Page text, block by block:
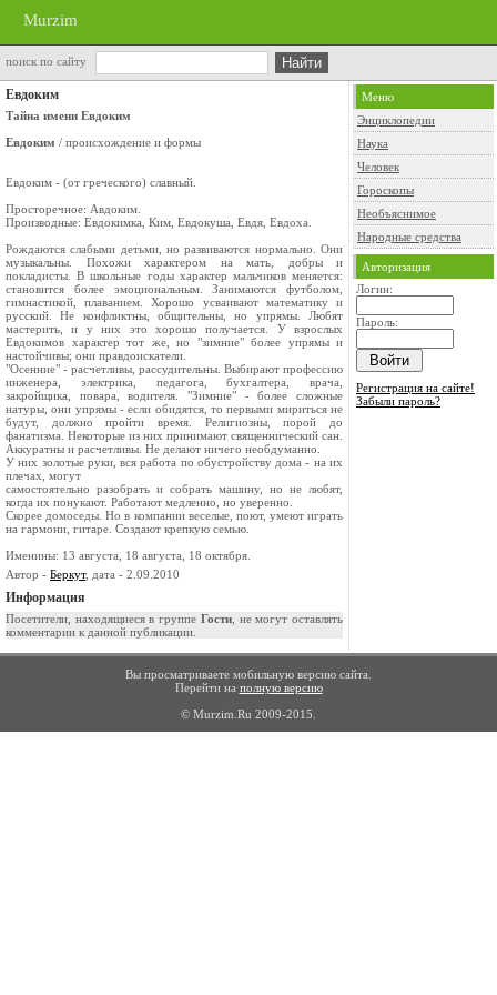
Murzim
поиск по сайту
Евдоким
Тайна имени Евдоким
Евдоким / происхождение и формы
Евдоким - (от греческого) славный.
Просторечное: Авдоким.
Производные: Евдокимка, Ким, Евдокуша, Евдя, Евдоха.
Рождаются слабыми детьми, но развиваются нормально. Они
музыкальны. Похожи характером на мать, добры и
покладисты. В школьные годы характер мальчиков меняется:
становится более эмоциональным. Занимаются футболом,
гимнастикой, плаванием. Хорошо усваивают математику и
русский. Не конфликтны, общительны, но упрямы. Любят
мастерить, и у них это хорошо получается. У взрослых
Евдокимов характер тот же, но "зимние" более упрямы и
настойчивы; они правдоискатели.
"Осенние" - расчетливы, рассудительны. Выбирают профессию
инженера, электрика, педагога, бухгалтера, врача,
закройщика, повара, водителя. "Зимние" - более сложные
натуры, они упрямы - если обидятся, то первыми мириться не
будут, должно пройти время. Религиозны, порой до
фанатизма. Некоторые из них принимают священнический сан.
Аккуратны и расчетливы. Не делают ничего необдуманно.
У них золотые руки, вся работа по обустройству дома - на их
плечах, могут
самостоятельно разобрать и собрать машину, но не любят,
когда их понукают. Работают медленно, но уверенно.
Скорее домоседы. Но в компании веселые, поют, умеют играть
на гармони, гитаре. Создают крепкую семью.
Именины: 13 августа, 18 августа, 18 октября.
Автор - Беркут, дата - 2.09.2010
Информация
Посетители, находящиеся в группе Гости, не могут оставлять
комментарии к данной публикации.
Меню
Энциклопедии
Наука
Человек
Гороскопы
Необъяснимое
Народные средства
Авторизация
Логин:
Пароль:
Регистрация на сайте!
Забыли пароль?
Вы просматриваете мобильную версию сайта.
Перейти на полную версию
© Murzim.Ru 2009-2015.